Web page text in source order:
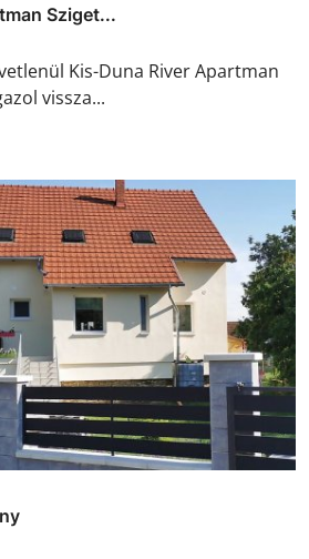
Sziget...
Kis-Duna River Apartman
vissza...